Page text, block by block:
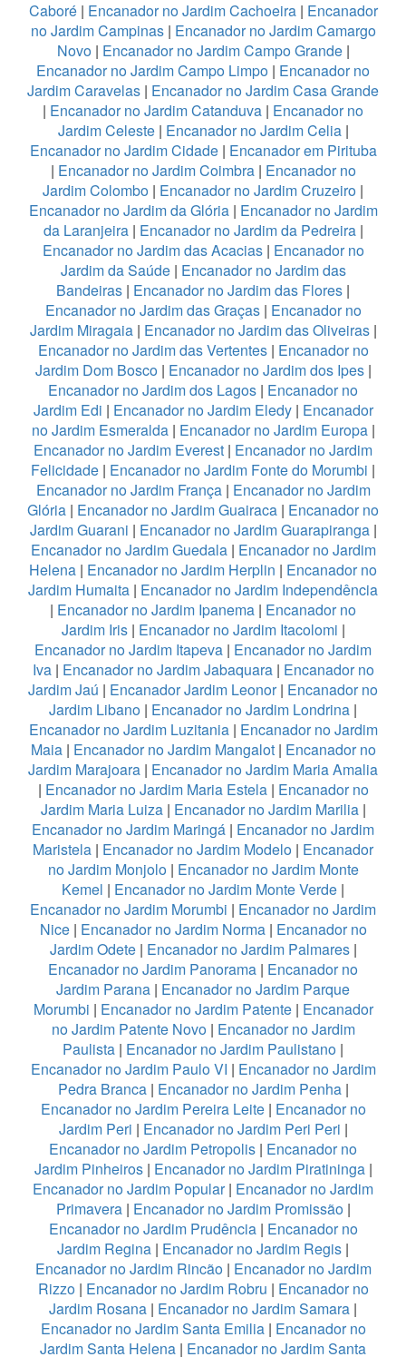
Caboré| Encanador no Jardim Cachoeira| Encanador
no Jardim Campinas| Encanador no Jardim Camargo
Novo| Encanador no Jardim Campo Grande|
Encanador no Jardim Campo Limpo | Encanador no
Jardim Caravelas | Encanador no Jardim Casa Grande
| Encanador no Jardim Catanduva | Encanador no
Jardim Celeste| Encanador no Jardim Celia|
Encanador no Jardim Cidade| Encanador em Pirituba
| Encanador no Jardim Coimbra| Encanador no
Jardim Colombo | Encanador no Jardim Cruzeiro |
Encanador no Jardim da Glória| Encanador no Jardim
da Laranjeira| Encanador no Jardim da Pedreira|
Encanador no Jardim das Acacias| Encanador no
Jardim da Saúde| Encanador no Jardim das
Bandeiras | Encanador no Jardim das Flores |
Encanador no Jardim das Graças| Encanador no
Jardim Miragaia| Encanador no Jardim das Oliveiras|
Encanador no Jardim das Vertentes| Encanador no
Jardim Dom Bosco| Encanador no Jardim dos Ipes|
Encanador no Jardim dos Lagos | Encanador no
Jardim Edi | Encanador no Jardim Eledy| Encanador
no Jardim Esmeralda| Encanador no Jardim Europa|
Encanador no Jardim Everest | Encanador no Jardim
Felicidade | Encanador no Jardim Fonte do Morumbi |
Encanador no Jardim França| Encanador no Jardim
Glória | Encanador no Jardim Guairaca | Encanador no
Jardim Guarani | Encanador no Jardim Guarapiranga|
Encanador no Jardim Guedala| Encanador no Jardim
Helena | Encanador no Jardim Herplin | Encanador no
Jardim Humaita | Encanador no Jardim Independência
| Encanador no Jardim Ipanema | Encanador no
Jardim Iris| Encanador no Jardim Itacolomi |
Encanador no Jardim Itapeva | Encanador no Jardim
Iva| Encanador no Jardim Jabaquara| Encanador no
Jardim Jaú | Encanador Jardim Leonor| Encanador no
Jardim Libano | Encanador no Jardim Londrina |
Encanador no Jardim Luzitania| Encanador no Jardim
Maia| Encanador no Jardim Mangalot| Encanador no
Jardim Marajoara | Encanador no Jardim Maria Amalia
| Encanador no Jardim Maria Estela| Encanador no
Jardim Maria Luiza| Encanador no Jardim Marilia|
Encanador no Jardim Maringá | Encanador no Jardim
Maristela | Encanador no Jardim Modelo | Encanador
no Jardim Monjolo| Encanador no Jardim Monte
Kemel | Encanador no Jardim Monte Verde |
Encanador no Jardim Morumbi | Encanador no Jardim
Nice| Encanador no Jardim Norma| Encanador no
Jardim Odete| Encanador no Jardim Palmares|
Encanador no Jardim Panorama | Encanador no
Jardim Parana | Encanador no Jardim Parque
Morumbi | Encanador no Jardim Patente| Encanador
no Jardim Patente Novo| Encanador no Jardim
Paulista | Encanador no Jardim Paulistano |
Encanador no Jardim Paulo VI | Encanador no Jardim
Pedra Branca| Encanador no Jardim Penha|
Encanador no Jardim Pereira Leite| Encanador no
Jardim Peri | Encanador no Jardim Peri Peri |
Encanador no Jardim Petropolis | Encanador no
Jardim Pinheiros| Encanador no Jardim Piratininga|
Encanador no Jardim Popular| Encanador no Jardim
Primavera| Encanador no Jardim Promissão|
Encanador no Jardim Prudência| Encanador no
Jardim Regina | Encanador no Jardim Regis |
Encanador no Jardim Rincão| Encanador no Jardim
Rizzo| Encanador no Jardim Robru | Encanador no
Jardim Rosana | Encanador no Jardim Samara |
Encanador no Jardim Santa Emilia| Encanador no
Jardim Santa Helena | Encanador no Jardim Santa